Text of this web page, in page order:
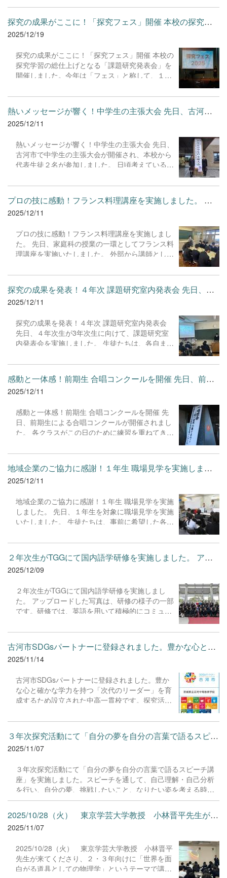
ました。生徒支援部長講話や校長講話では、冬休
みの過ごし方や、新しい年を迎えるにあたっての
志について話があり、生徒たちは引き締まった表
情で聞き入っていました。 保護者の皆様、地域の
理解とご協力を賜り、心より感謝申し上げます。
明日からの冬休み、生徒たちが健康と安全に留意
し、充実した時間を過ごせるよう、引き続き各家
良いお年をお迎えください。
探究の成果がここに！「探究フェス」開催 本校の探究学習の総仕...
2025/12/19
探究の成果がここに！「探究フェス」開催 本校の
探究学習の総仕上げとなる「課題研究発表会」を
開催しました。今年は「フェス」と称して、１～
た。午前はステージ発表、午後はポスター発表。
自ら設定した問いに対して一年間かけて調査・実
験を重ね、その結果をポスターセッションやスラ
イドを用いて堂々と発表しました。どのテーマも
しても、自分の言葉で懸命に答えようとする頼も
しい姿が見られました。オープニングのピアノ演
奏、発表者登場はドラム演奏で盛り上げ、司会の
照明やディレクターなど下級生が楽しめるフェス
にしようと頑張った生徒にも拍手です。 開催にあ
たり、専門的な見地からご指導・ご助言をいただ
きました外部の専門家の皆様、そして温かく見守
申し上げます。 自ら課題を見つけ、粘り強く答え
を導き出すこの「探究」の経験は、生徒たちが未
来を切り拓くための大きな財産となるはずです。
切にする教育を推進してま...
熱いメッセージが響く！中学生の主張大会 先日、古河市で中学生...
2025/12/11
熱いメッセージが響く！中学生の主張大会 先日、
古河市で中学生の主張大会が開催され、本校から
代表生徒２名が参加しました。 日頃考えているこ
て、生徒たちは自身の言葉で堂々と主張しまし
た。中学生らしい真っ直ぐで力強いメッセージ
は、聞く人全ての心に響き、会場は熱気に包まれ
ました。 自分の考えを整理し、大勢の前で発信す
る貴重な機会となりました。
プロの技に感動！フランス料理講座を実施しました。 先日、家庭...
2025/12/11
プロの技に感動！フランス料理講座を実施しまし
た。 先日、家庭科の授業の一環としてフランス料
理講座を実施いたしました。 外部から講師として
ス料理の調理技術や、食文化についてご指導いた
だきました。生徒たちは、繊細な盛り付けや手際
の良さに感銘を受け、食への関心を一層深めるこ
とができました。 多大なご尽力をいただき、ま
った講師の先生に、心より御礼申し上げます。今
回の学びは、食に関する知識や技術だけでなく、
感謝の気持ちやマナーを学ぶ良い機会となりまし
探究の成果を発表！４年次 課題研究室内発表会 先日、４年次生が...
2025/12/11
探究の成果を発表！４年次 課題研究室内発表会
先日、４年次生が3年次生に向けて、課題研究室
内発表会を実施しました。 生徒たちは、各自また
けて研究・考察を重ね、その成果を教室内で発表
しました。多岐にわたる分野の発表が行われ、ど
の生徒も質問に対して論理的に答える姿は、まさ
に探究活動を通じた成長の証でした。 知識を深め
く伝えるプレゼンテーション能力も大きく向上し
たと感じています。 今後も、生徒たちが自ら課題
を見つけ解決する力を養えるよう、探究活動を支
感動と一体感！前期生 合唱コンクールを開催 先日、前期生による...
2025/12/11
感動と一体感！前期生 合唱コンクールを開催 先
日、前期生による合唱コンクールが開催されまし
た。 各クラスがこの日のために練習を重ねてきた
が響き渡りました。練習を通して、クラスの仲間
と目標に向かって協力し合うことの大切さを改め
て実感できたことと思います。 生徒一人ひとりが
真剣に取り組み、クラスが一つになる感動的な瞬
っております。 ご来場いただいた保護者の皆様、
温かい拍手をありがとうございました。また、お
忙しい中、講師として関わってくださった小林剛
いました。 今後も、生徒たちの豊かな情操教育と
協調性の育成に力を入れてまいります。
地域企業のご協力に感謝！１年生 職場見学を実施しました。 先日...
2025/12/11
地域企業のご協力に感謝！１年生 職場見学を実施
しました。 先日、１年生を対象に職場見学を実施
いたしました。 生徒たちは、事前に希望した各事
いて、現場でしか学べない貴重な知見を得ること
ができました。生徒たちは真剣な表情で説明を聞
き、積極的に質問する姿が見られ、将来の進路に
ついて考える良い機会となりました。 お忙しい業
ご快諾いただき、また、終始温かく丁寧にご指導
くださった地域の皆様に、教職員一同、心より感
謝申し上げます。
２年次生がTGGにて国内語学研修を実施しました。 アップロードし...
2025/12/09
２年次生がTGGにて国内語学研修を実施しまし
た。 アップロードした写真は、研修の様子の一部
です。研修では、英語を用いて積極的にコミュニ
組む姿が見られました。「演劇」や「ニュース番
組作成」等の様々なプログラムに参加しました。
また、１日目の夜にはインプロジャパンによる特
別プログラムを実施しました。インプロ（即興演
時に理解し対応する力を養う、大変貴重な機会と
なりました。
古河市SDGsパートナーに登録されました。豊かな心と確かな学力を...
2025/11/14
古河市SDGsパートナーに登録されました。豊か
な心と確かな学力を持つ「次代のリーダー」を育
成するため設立された中高一貫校です。探究活動
が主体的にプロジェクトを企画。共感力を育みな
がら、具体的な社会変革へのアクションを実践し
ています。https://www.city.ibaraki-
koga.lg.jp/soshiki/kikaku/sdgs/15398.html
３年次探究活動にて「自分の夢を自分の言葉で語るスピーチ講座」...
2025/11/07
３年次探究活動にて「自分の夢を自分の言葉で語るスピーチ講
座」を実施しました。スピーチを通して、自己理解・自己分析
を行い、自分の夢、挑戦したいこと、なりたい姿を考える時間
となりました。株式会社カエカの草刈様、大野様が来校。「話
す力は努力すれば得られる」と強調。声量やスピード、表情を
工夫することで相手に耳を傾けてもらえることを教えてくださ
いました。ありがとうございました。 ※10月30日(木)の茨城新
聞に掲載されました。「生徒”話す力”高める」※11月９日(日)に
古河ケーブルテレビでも放送予定です。
2025/10/28（火） 東京学芸大学教授 小林晋平先生が来てくださ...
2025/11/07
2025/10/28（火） 東京学芸大学教授 小林晋平
先生が来てくださり、２・３年向けに「世界を面
白がる道具としての物理学」というテーマで講演